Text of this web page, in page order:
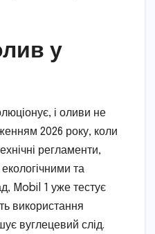
у
і оливи не
2026 року, коли
регламенти,
та
Mobil 1 уже тестує
використання
вуглецевий слід.